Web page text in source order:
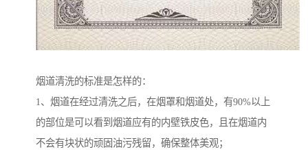
烟道清洗的标准是怎样的：
1、烟道在经过清洗之后，在烟罩和烟道处，有90%以上
的部位是可以看到烟道应有的内壁铁皮色，且在烟道内
不会有块状的顽固油污残留，确保整体美观；